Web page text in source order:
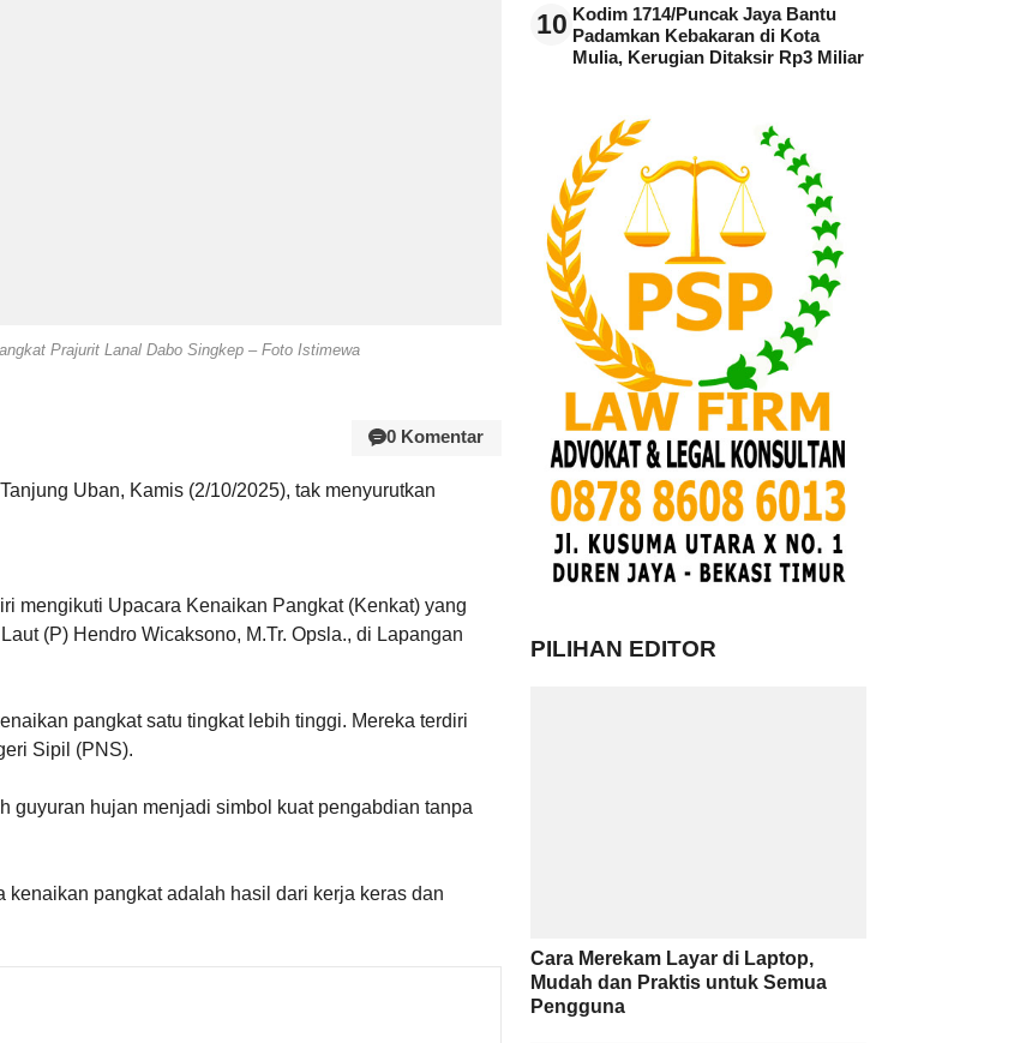
Prajurit Lanal Dabo Singkep – Foto Istimewa
0 Komentar
Uban, Kamis (2/10/2025), tak menyurutkan
mengikuti Upacara Kenaikan Pangkat (Kenkat) yang
(P) Hendro Wicaksono, M.Tr. Opsla., di Lapangan
pangkat satu tingkat lebih tinggi. Mereka terdiri
Sipil (PNS).
guyuran hujan menjadi simbol kuat pengabdian tanpa
pangkat adalah hasil dari kerja keras dan
10 Kodim 1714/Puncak Jaya Bantu
Padamkan Kebakaran di Kota
Mulia, Kerugian Ditaksir Rp3 Miliar
PILIHAN EDITOR
Cara Merekam Layar di Laptop,
Mudah dan Praktis untuk Semua
Pengguna